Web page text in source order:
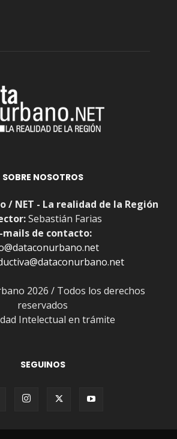
SOBRE NOSOTROS
/ NET - La realidad de la Región
Sebastián Farias
mails de contacto:
2026 / Todos los derechos
reservados
Intelectual en trámite
SEGUINOS